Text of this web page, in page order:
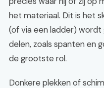
het materiaal. Dit is het
(of via een ladder) wordt
delen, zoals spanten en
de grootste rol.
Donkere plekken of